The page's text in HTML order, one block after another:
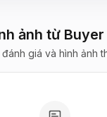
ảnh từ Buyer
giá và hình ảnh